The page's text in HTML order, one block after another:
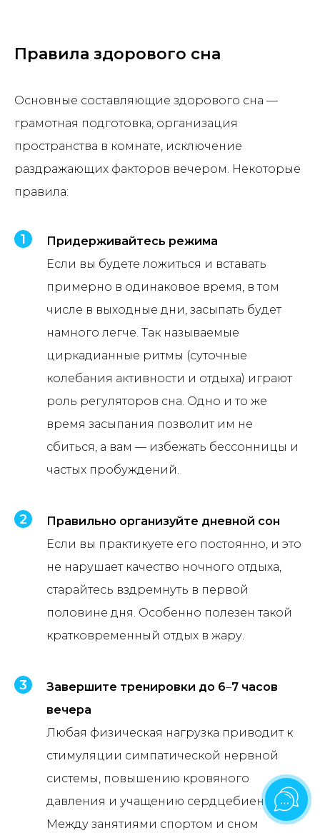
Правила здорового сна
Основные составляющие здорового сна —
грамотная подготовка, организация
пространства в комнате, исключение
раздражающих факторов вечером. Некоторые
правила:
Придерживайтесь режима
Если вы будете ложиться и вставать
примерно в одинаковое время, в том
числе в выходные дни, засыпать будет
намного легче. Так называемые
циркадианные ритмы (суточные
колебания активности и отдыха) играют
роль регуляторов сна. Одно и то же
время засыпания позволит им не
сбиться, а вам — избежать бессонницы и
частых пробуждений.
Правильно организуйте дневной сон
Если вы практикуете его постоянно, и это
не нарушает качество ночного отдыха,
старайтесь вздремнуть в первой
половине дня. Особенно полезен такой
кратковременный отдых в жару.
Завершите тренировки до 6–7 часов
вечера
Любая физическая нагрузка приводит к
стимуляции симпатической нервной
системы, повышению кровяного
давления и учащению сердцебиения.
Между занятиями спортом и сном